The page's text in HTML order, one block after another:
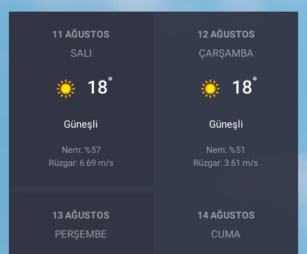
11 AĞUSTOS
SALI
18°
Güneşli
Nem: %57
Rüzgar: 6.69 m/s
12 AĞUSTOS
ÇARŞAMBA
18°
Güneşli
Nem: %51
Rüzgar: 3.61 m/s
13 AĞUSTOS
PERŞEMBE
14 AĞUSTOS
CUMA